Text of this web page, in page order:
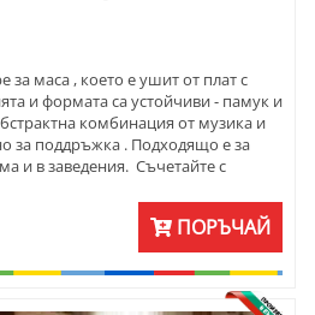
за маса , което е ушит от плат с
и формата са устойчиви - памук и
комбинация от музика и
за поддръжка . Подходящо е за
и в заведения. Съчетайте с
ПОРЪЧАЙ